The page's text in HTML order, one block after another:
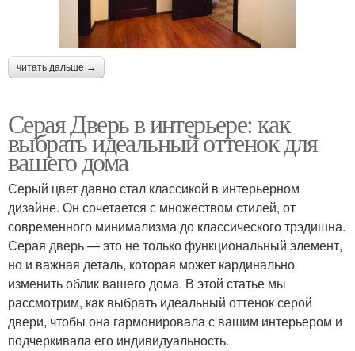
читать дальше →
Серая Дверь в интерьере: как
выбрать идеальный оттенок для
вашего дома
Серый цвет давно стал классикой в интерьерном
дизайне. Он сочетается с множеством стилей, от
современного минимализма до классического трэдишна.
Серая дверь — это не только функциональный элемент,
но и важная деталь, которая может кардинально
изменить облик вашего дома. В этой статье мы
рассмотрим, как выбрать идеальный оттенок серой
двери, чтобы она гармонировала с вашим интерьером и
подчеркивала его индивидуальность.